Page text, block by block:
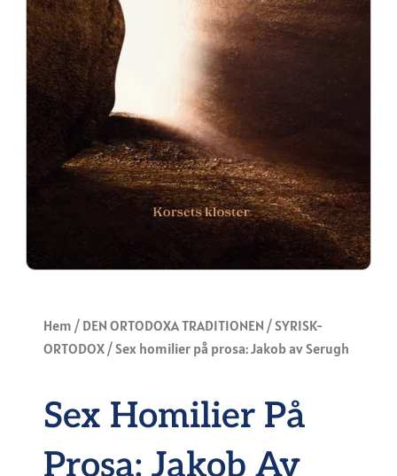
Hem / DEN ORTODOXA TRADITIONEN /SYRISK-
ORTODOX/ Sex homilier på prosa: Jakob av Serugh
Sex Homilier På
Prosa: Jakob Av